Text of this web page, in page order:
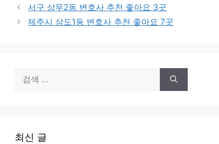
테
고
리
서구 상무2동 변호사 추천 좋아요 3곳
제주시 삼도1동 변호사 추천 좋아요 7곳
색:
최신 글